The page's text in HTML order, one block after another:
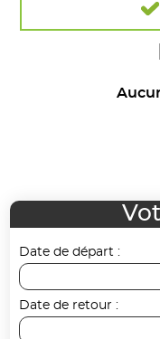
Date de départ :
Date de retour :